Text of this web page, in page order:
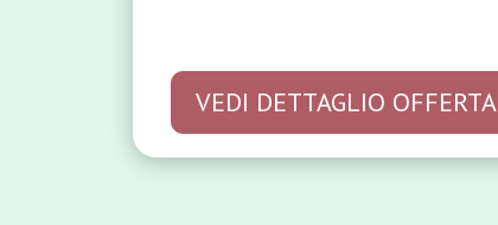
VEDI DETTAGLIO OFFERTA